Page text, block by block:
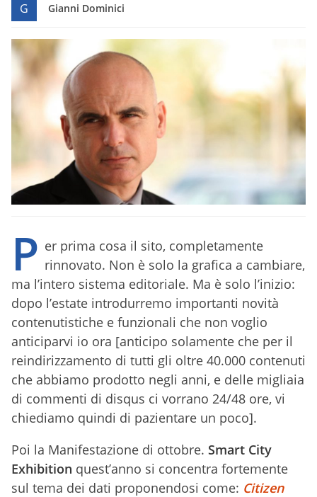
G Gianni Dominici
P er prima cosa il sito, completamente
rinnovato. Non è solo la grafica a cambiare,
ma l’intero sistema editoriale. Ma è solo l’inizio:
dopo l’estate introdurremo importanti novità
contenutistiche e funzionali che non voglio
anticiparvi io ora [anticipo solamente che per il
reindirizzamento di tutti gli oltre 40.000 contenuti
che abbiamo prodotto negli anni, e delle migliaia
di commenti di disqus ci vorrano 24/48 ore, vi
chiediamo quindi di pazientare un poco].
Poi la Manifestazione di ottobre. Smart City
Exhibition quest’anno si concentra fortemente
sul tema dei dati proponendosi come: Citizen